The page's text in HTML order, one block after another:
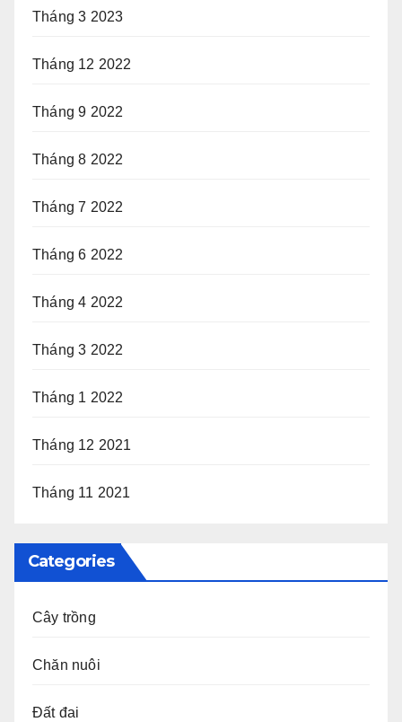
Tháng 3 2023
Tháng 12 2022
Tháng 9 2022
Tháng 8 2022
Tháng 7 2022
Tháng 6 2022
Tháng 4 2022
Tháng 3 2022
Tháng 1 2022
Tháng 12 2021
Tháng 11 2021
Categories
Cây trồng
Chăn nuôi
Đất đai